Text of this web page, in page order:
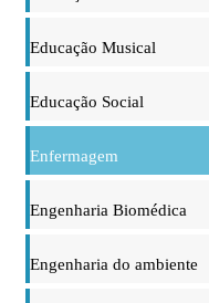
Educação Musical
Educação Social
Enfermagem
Engenharia Biomédica
Engenharia do ambiente